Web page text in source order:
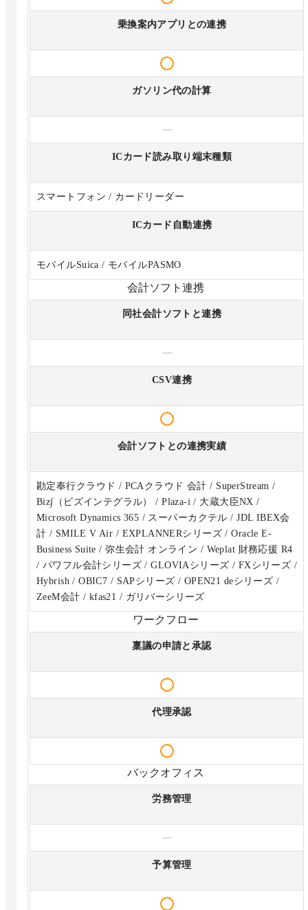
乗換案内アプリとの連携
ガソリン代の計算
—
ICカード読み取り端末種類
スマートフォン / カードリーダー
ICカード自動連携
モバイルSuica / モバイルPASMO
会計ソフト連携
同社会計ソフトと連携
—
CSV連携
会計ソフトとの連携実績
勘定奉行クラウド / PCAクラウド 会計 / SuperStream /
Biz∫（ビズインテグラル） / Plaza-i / 大蔵大臣NX /
Microsoft Dynamics 365 / スーパーカクテル / JDL IBEX会
計 / SMILE V Air / EXPLANNERシリーズ / Oracle E-
Business Suite / 弥生会計 オンライン / Weplat 財務応援 R4
/ パワフル会計シリーズ / GLOVIAシリーズ / FXシリーズ /
Hybrish / OBIC7 / SAPシリーズ / OPEN21 deシリーズ /
ZeeM会計 / kfas21 / ガリバーシリーズ
ワークフロー
稟議の申請と承認
代理承認
バックオフィス
労務管理
—
予算管理